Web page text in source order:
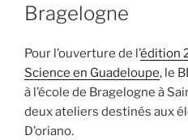
Bragelogne
Pour l’ouverture de l’édition
Science en Guadeloupe, le
à l’école de Bragelogne à
deux ateliers destinés aux
D’oriano.